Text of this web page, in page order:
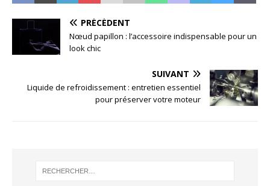
PRÉCÉDENT
Nœud papillon : l’accessoire indispensable pour un
look chic
SUIVANT
Liquide de refroidissement : entretien essentiel
pour préserver votre moteur